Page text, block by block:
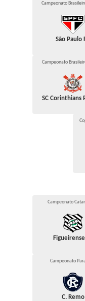
Campeonato
São Paulo
Campeonato
SC Corinthians
Campeonato
Figueirense
Campeonato
C. Remo